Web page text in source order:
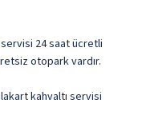
24 saat ücretli
otopark vardır.
kahvaltı servisi